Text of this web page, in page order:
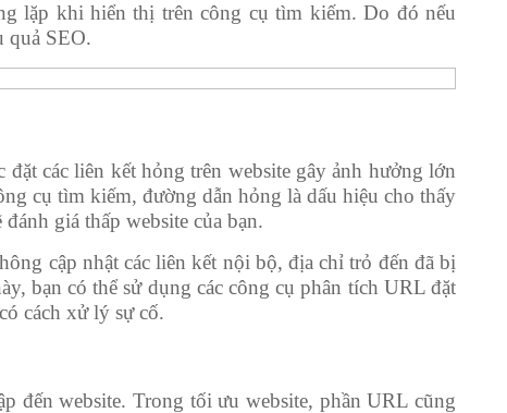
lặp khi hiển thị trên công cụ tìm kiếm. Do đó nếu
quả SEO.
các liên kết hỏng trên website gây ảnh hưởng lớn
cụ tìm kiếm, đường dẫn hỏng là dấu hiệu cho thấy
giá thấp website của bạn.
cập nhật các liên kết nội bộ, địa chỉ trỏ đến đã bị
bạn có thể sử dụng các công cụ phân tích URL đặt
cách xử lý sự cố.
đến website. Trong tối ưu website, phần URL cũng